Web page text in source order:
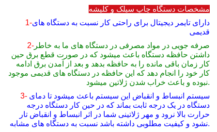
مشخصات دستگاه چاپ سیلک و کلیشه
1-دارای تایمر دیجیتال برای راحتی کار نسبت به دستگاه های
قدیمی
2- صرفه جویی در مواد مصرفی در دستگاه های ما به خاطر
داشتن حافظه دستگاه باعث میشود که در صورت قطع برق حین
کار زمان باقی مانده را به حافظه بدهد و بعد از آمدن برق ادامه
کار خود را انجام دهد که این حافظه در دستگاه های قدیمی موجود
نبوده و باعث خراب شدن ژلاتین میشود.
3-
دستگاه در یک درجه ثابت بماند که در حین کار دستگاه درجه
حرارت بالا نرود و مهر ژلاتینی شما در اثر انبساط و انقباض تار
نشود و کیفیت مطلوبی داشته باشد نسبت به دستگاه های مشابه.